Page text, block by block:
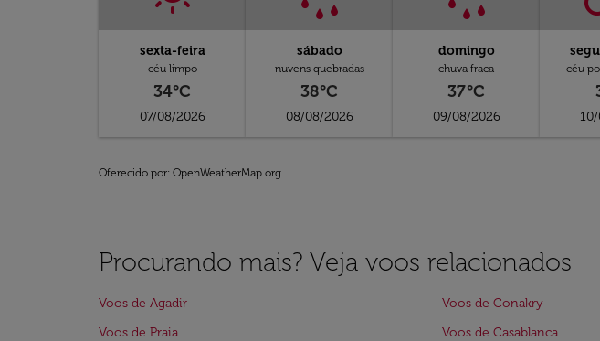
sexta-feira
céu limpo
34°C
07/08/2026
sábado
nuvens quebradas
38°C
08/08/2026
domingo
chuva fraca
37°C
09/08/2026
céu
Oferecido por: OpenWeatherMap.org
Procurando mais? Veja voos relacionados
Voos de Agadir Voos de Conakry
Voos de Praia
Voos de Casablanca